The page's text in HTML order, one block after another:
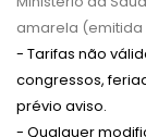
amarela (emitida
- Tarifas não
congressos,
prévio aviso.
- Qualquer